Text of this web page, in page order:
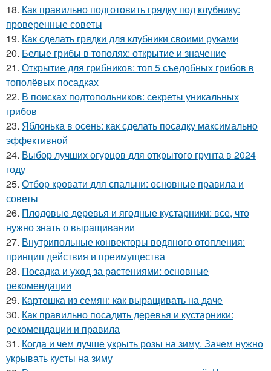
18. Как правильно подготовить грядку под клубнику:
проверенные советы
19. Как сделать грядки для клубники своими руками
20. Белые грибы в тополях: открытие и значение
21. Открытие для грибников: топ 5 съедобных грибов в
тополёвых посадках
22. В поисках подтопольников: секреты уникальных
грибов
23. Яблонька в осень: как сделать посадку максимально
эффективной
24. Выбор лучших огурцов для открытого грунта в 2024
году
25. Отбор кровати для спальни: основные правила и
советы
26. Плодовые деревья и ягодные кустарники: все, что
нужно знать о выращивании
27. Внутрипольные конвекторы водяного отопления:
принцип действия и преимущества
28. Посадка и уход за растениями: основные
рекомендации
29. Картошка из семян: как выращивать на даче
30. Как правильно посадить деревья и кустарники:
рекомендации и правила
31. Когда и чем лучше укрыть розы на зиму. Зачем нужно
укрывать кусты на зиму